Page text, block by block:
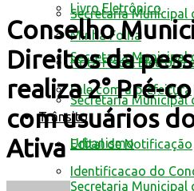
Livro Eletrônico
Minha Folha
Nota Fiscal
Fale com a prefeitura
Trânsito
Edital de Notificação
Identificacao do
Secretaria Municipal
Secretaria Municipal
Secretaria Municipal
Urbanismo
Secretaria Municipal
Conselho
Direitos da
realiza 2° Pré-
com usuários
Ativa